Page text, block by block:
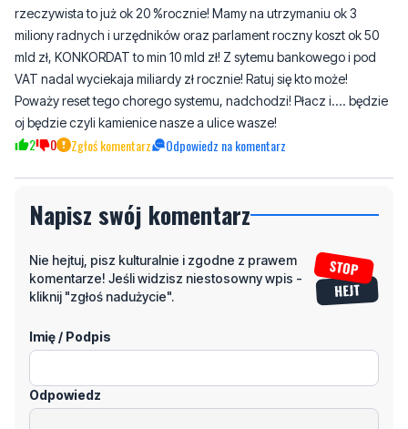
VAT nadal wyciekaja miliardy zł rocznie! Ratuj się kto może!
Poważy reset tego chorego systemu, nadchodzi! Płacz i.... będzie
oj będzie czyli kamienice nasze a ulice wasze!
2 0 Zgłoś komentarz Odpowiedz na komentarz
Napisz swój komentarz
komentarze! Jeśli widzisz niestosowny wpis -
kliknij "zgłoś nadużycie".
Imię / Podpis
Odpowiedz
Wiadomość